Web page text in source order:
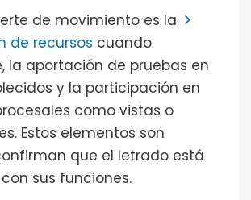
de movimiento es la
de recursos cuando
la aportación de pruebas en
y la participación en
como vistas o
Estos elementos son
que el letrado está
sus funciones.